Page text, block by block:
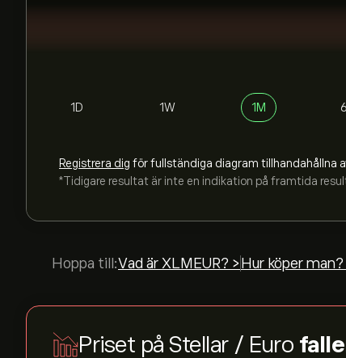
1D 1W 1M
Registrera dig för fullständiga diagram tillhandahållna
*Tidigare resultat är inte en indikation på framtida
Hoppa till:Vad är XLMEUR? > Hur köper man?
Priset på Stellar / Euro